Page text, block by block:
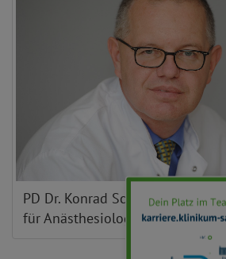
PD Dr. Konrad Schwarzkopf ist
für Anästhesiologie und